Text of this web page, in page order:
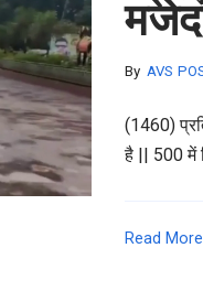
By AVS
(1460)
है || 500 में
Read More